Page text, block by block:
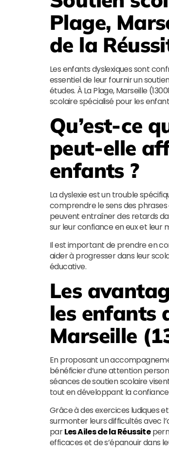
Plage,
de la
Les enfants dyslexiques sont
essentiel de leur fournir un
études. À La Plage, Marseille
scolaire spécialisé pour les
Qu’est-ce
peut-elle
enfants ?
La dyslexie est un trouble
comprendre le sens des
peuvent entraîner des retards
sur leur confiance en eux et leur
Il est important de prendre en
aider à progresser dans leur
éducative.
Les
les enfants
Marseille
En proposant un
bénéficier d’une attention
séances de soutien scolaire
tout en développant la
Grâce à des exercices ludiques
surmonter leurs difficultés avec
parLes Ailes de la Réussite
efficaces et de s’épanouir dans